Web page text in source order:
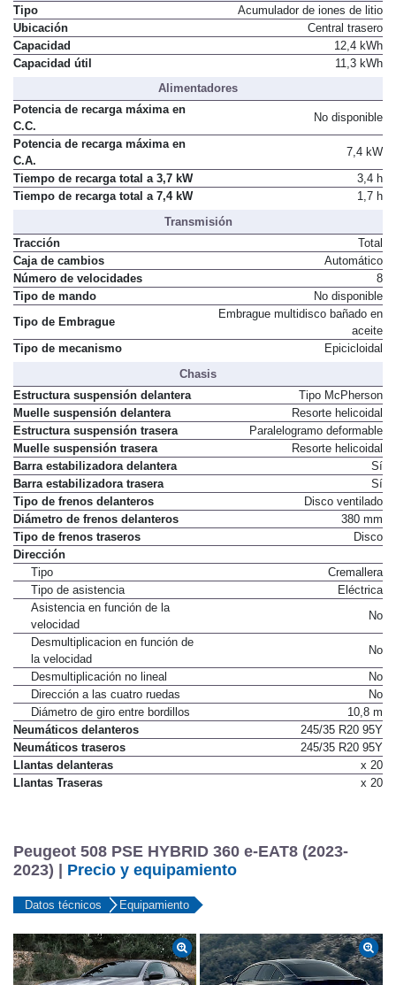
Tipo
Acumulador de iones de litio
Ubicación
Central trasero
Capacidad
12,4 kWh
Capacidad útil
11,3 kWh
Alimentadores
Potencia de recarga máxima en
C.C.
No disponible
Potencia de recarga máxima en
C.A.
7,4 kW
Tiempo de recarga total a 3,7 kW
3,4 h
Tiempo de recarga total a 7,4 kW
1,7 h
Transmisión
Tracción
Total
Caja de cambios
Automático
Número de velocidades
8
Tipo de mando
No disponible
Tipo de Embrague
Embrague multidisco bañado en
aceite
Tipo de mecanismo
Epicicloidal
Chasis
Estructura suspensión delantera
Tipo McPherson
Muelle suspensión delantera
Resorte helicoidal
Estructura suspensión trasera
Paralelogramo deformable
Muelle suspensión trasera
Resorte helicoidal
Barra estabilizadora delantera
Sí
Barra estabilizadora trasera
Sí
Tipo de frenos delanteros
Disco ventilado
Diámetro de frenos delanteros
380 mm
Tipo de frenos traseros
Disco
Dirección
Tipo
Cremallera
Tipo de asistencia
Eléctrica
Asistencia en función de la
velocidad
No
Desmultiplicacion en función de
la velocidad
No
Desmultiplicación no lineal
No
Dirección a las cuatro ruedas
No
Diámetro de giro entre bordillos
10,8 m
Neumáticos delanteros
245/35 R20 95Y
Neumáticos traseros
245/35 R20 95Y
Llantas delanteras
x 20
Llantas Traseras
x 20
Peugeot 508 PSE HYBRID 360 e-EAT8 (2023-
2023) | Precio y equipamiento
Datos técnicos Equipamiento